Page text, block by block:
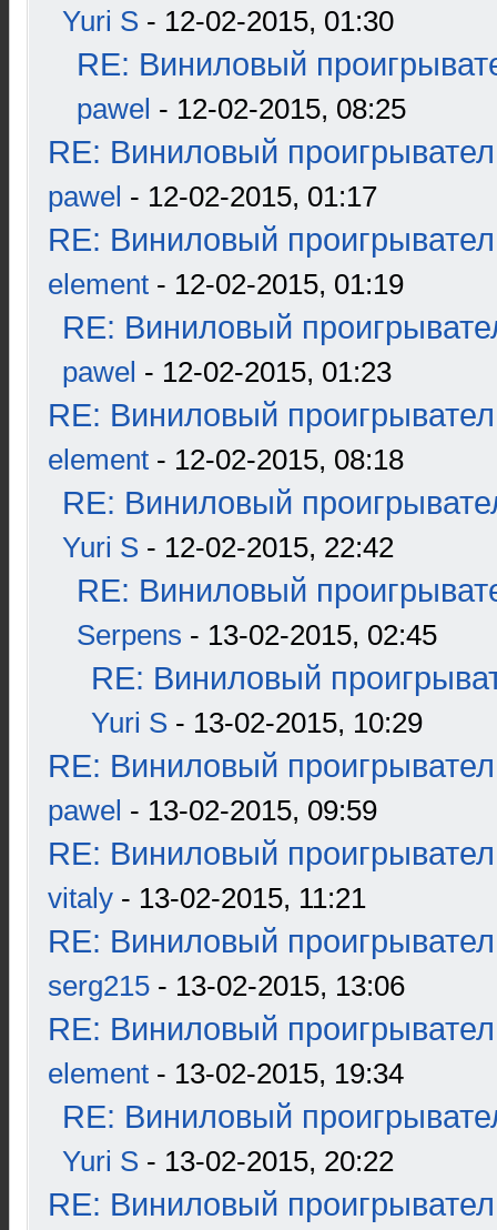
Yuri S - 12-02-2015, 01:30
RE: Виниловый
pawel - 12-02-2015, 08:25
RE: Виниловый
pawel - 12-02-2015, 01:17
RE: Виниловый
element - 12-02-2015, 01:19
RE: Виниловый
pawel - 12-02-2015, 01:23
RE: Виниловый
element - 12-02-2015, 08:18
RE: Виниловый
Yuri S - 12-02-2015, 22:42
RE: Виниловый
Serpens - 13-02-2015, 02:45
RE: Виниловый
Yuri S - 13-02-2015, 10:29
RE: Виниловый
pawel - 13-02-2015, 09:59
RE: Виниловый
vitaly - 13-02-2015, 11:21
RE: Виниловый
serg215 - 13-02-2015, 13:06
RE: Виниловый
element - 13-02-2015, 19:34
RE: Виниловый
Yuri S - 13-02-2015, 20:22
RE: Виниловый